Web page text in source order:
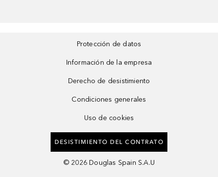
Protección de datos
Información de la empresa
Derecho de desistimiento
Condiciones generales
Uso de cookies
DESISTIMIENTO DEL CONTRATO
© 2026 Douglas Spain S.A.U